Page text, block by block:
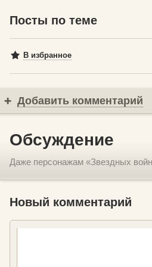
Посты по теме
В избранное
Добавить комментарий
Обсуждение
Даже персонажам «Звездных
Новый комментарий